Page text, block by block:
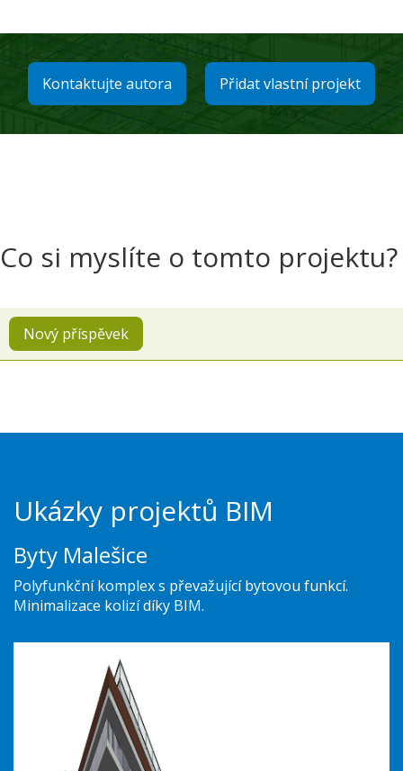
Kontaktujte autora Přidat vlastní projekt
Co si myslíte o tomto projektu?
Nový příspěvek
Ukázky projektů BIM
Byty Malešice
Polyfunkční komplex s převažující bytovou funkcí.
Minimalizace kolizí díky BIM.